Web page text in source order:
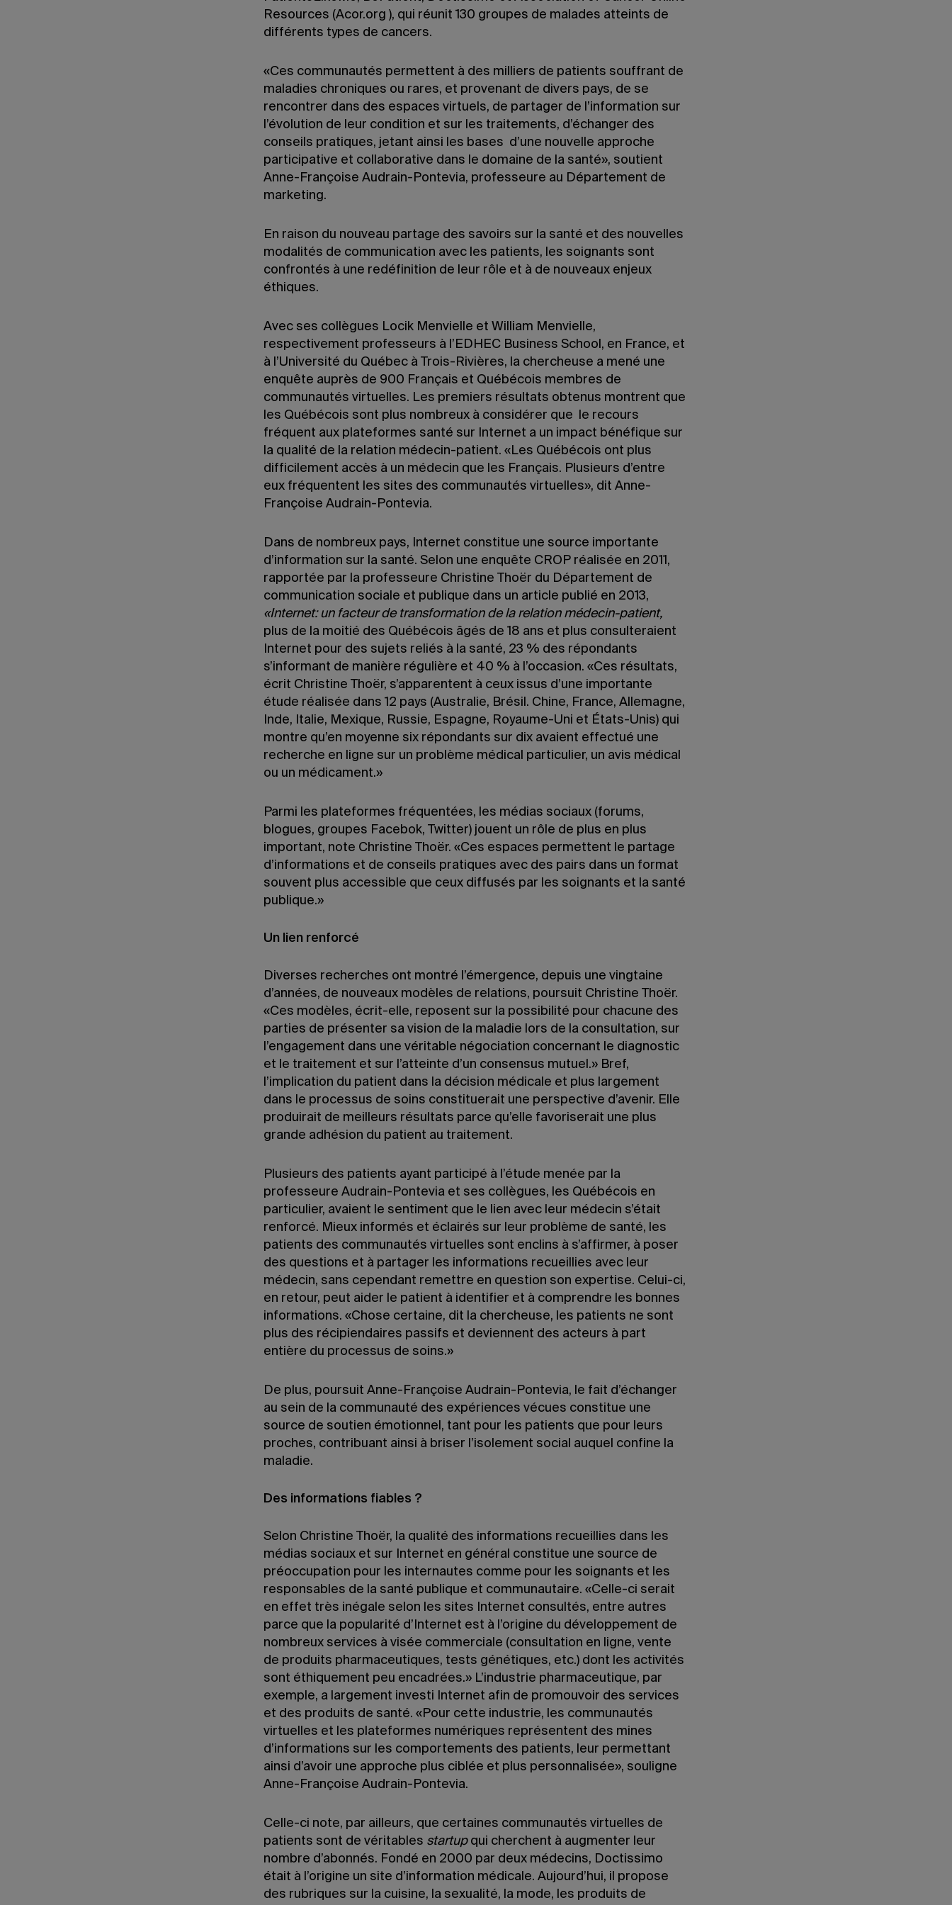
Resources (Acor.org ), qui réunit 130 groupes de malades atteints de
différents types de cancers.
«Ces communautés permettent à des milliers de patients souffrant de
maladies chroniques ou rares, et provenant de divers pays, de se
rencontrer dans des espaces virtuels, de partager de l’information sur
l’évolution de leur condition et sur les traitements, d’échanger des
conseils pratiques, jetant ainsi les bases d’une nouvelle approche
participative et collaborative dans le domaine de la santé», soutient
Anne-Françoise Audrain-Pontevia, professeure au Département de
marketing.
En raison du nouveau partage des savoirs sur la santé et des nouvelles
modalités de communication avec les patients, les soignants sont
confrontés à une redéfinition de leur rôle et à de nouveaux enjeux
éthiques.
Avec ses collègues Locik Menvielle et William Menvielle,
respectivement professeurs à l’EDHEC Business School, en France, et
à l’Université du Québec à Trois-Rivières, la chercheuse a mené une
enquête auprès de 900 Français et Québécois membres de
communautés virtuelles. Les premiers résultats obtenus montrent que
les Québécois sont plus nombreux à considérer que le recours
fréquent aux plateformes santé sur Internet a un impact bénéfique sur
la qualité de la relation médecin-patient. «Les Québécois ont plus
difficilement accès à un médecin que les Français. Plusieurs d’entre
eux fréquentent les sites des communautés virtuelles», dit Anne-
Françoise Audrain-Pontevia.
Dans de nombreux pays, Internet constitue une source importante
d’information sur la santé. Selon une enquête CROP réalisée en 2011,
rapportée par la professeure Christine Thoër du Département de
communication sociale et publique dans un article publié en 2013,
«Internet: un facteur de transformation de la relation médecin-patient,
plus de la moitié des Québécois âgés de 18 ans et plus consulteraient
Internet pour des sujets reliés à la santé, 23 % des répondants
s’informant de manière régulière et 40 % à l’occasion. «Ces résultats,
écrit Christine Thoër, s’apparentent à ceux issus d’une importante
étude réalisée dans 12 pays (Australie, Brésil. Chine, France, Allemagne,
Inde, Italie, Mexique, Russie, Espagne, Royaume-Uni et États-Unis) qui
montre qu’en moyenne six répondants sur dix avaient effectué une
recherche en ligne sur un problème médical particulier, un avis médical
ou un médicament.»
Parmi les plateformes fréquentées, les médias sociaux (forums,
blogues, groupes Facebok, Twitter) jouent un rôle de plus en plus
important, note Christine Thoër. «Ces espaces permettent le partage
d’informations et de conseils pratiques avec des pairs dans un format
souvent plus accessible que ceux diffusés par les soignants et la santé
publique.»
Un lien renforcé
Diverses recherches ont montré l’émergence, depuis une vingtaine
d’années, de nouveaux modèles de relations, poursuit Christine Thoër.
«Ces modèles, écrit-elle, reposent sur la possibilité pour chacune des
parties de présenter sa vision de la maladie lors de la consultation, sur
l’engagement dans une véritable négociation concernant le diagnostic
et le traitement et sur l’atteinte d’un consensus mutuel.» Bref,
l’implication du patient dans la décision médicale et plus largement
dans le processus de soins constituerait une perspective d’avenir. Elle
produirait de meilleurs résultats parce qu’elle favoriserait une plus
grande adhésion du patient au traitement.
Plusieurs des patients ayant participé à l’étude menée par la
professeure Audrain-Pontevia et ses collègues, les Québécois en
particulier, avaient le sentiment que le lien avec leur médecin s’était
renforcé. Mieux informés et éclairés sur leur problème de santé, les
patients des communautés virtuelles sont enclins à s’affirmer, à poser
des questions et à partager les informations recueillies avec leur
médecin, sans cependant remettre en question son expertise. Celui-ci,
en retour, peut aider le patient à identifier et à comprendre les bonnes
informations. «Chose certaine, dit la chercheuse, les patients ne sont
plus des récipiendaires passifs et deviennent des acteurs à part
entière du processus de soins.»
De plus, poursuit Anne-Françoise Audrain-Pontevia, le fait d’échanger
au sein de la communauté des expériences vécues constitue une
source de soutien émotionnel, tant pour les patients que pour leurs
proches, contribuant ainsi à briser l’isolement social auquel confine la
maladie.
Des informations fiables ?
Selon Christine Thoër, la qualité des informations recueillies dans les
médias sociaux et sur Internet en général constitue une source de
préoccupation pour les internautes comme pour les soignants et les
responsables de la santé publique et communautaire. «Celle-ci serait
en effet très inégale selon les sites Internet consultés, entre autres
parce que la popularité d’Internet est à l’origine du développement de
nombreux services à visée commerciale (consultation en ligne, vente
de produits pharmaceutiques, tests génétiques, etc.) dont les activités
sont éthiquement peu encadrées.» L’industrie pharmaceutique, par
exemple, a largement investi Internet afin de promouvoir des services
et des produits de santé. «Pour cette industrie, les communautés
virtuelles et les plateformes numériques représentent des mines
d’informations sur les comportements des patients, leur permettant
ainsi d’avoir une approche plus ciblée et plus personnalisée», souligne
Anne-Françoise Audrain-Pontevia.
Celle-ci note, par ailleurs, que certaines communautés virtuelles de
patients sont de véritables startupqui cherchent à augmenter leur
nombre d’abonnés. Fondé en 2000 par deux médecins, Doctissimo
était à l’origine un site d’information médicale. Aujourd’hui, il propose
des rubriques sur la cuisine, la sexualité, la mode, les produits de